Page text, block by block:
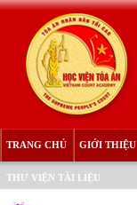
TRANG CHỦ GIỚI THIỆU
THƯ VIỆN TÀI LIỆU